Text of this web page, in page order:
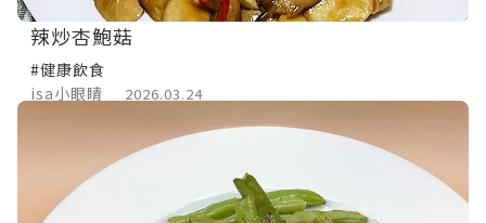
辣炒杏鮑菇
#健康飲食
isa小眼睛
2026.03.24